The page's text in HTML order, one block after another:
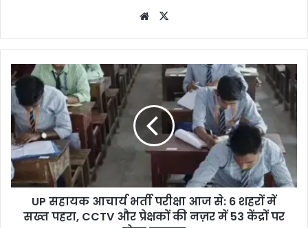
Website
UP सहायक आचार्य भर्ती परीक्षा आज से: 6 शहरों में
सख्त पहरा, CCTV और प्रेक्षकों की नज़र में 53 केंद्रों पर